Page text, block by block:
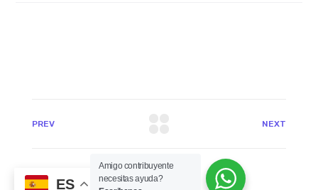
PREV NEXT
ES
Amigo contribuyente
necesitas ayuda?